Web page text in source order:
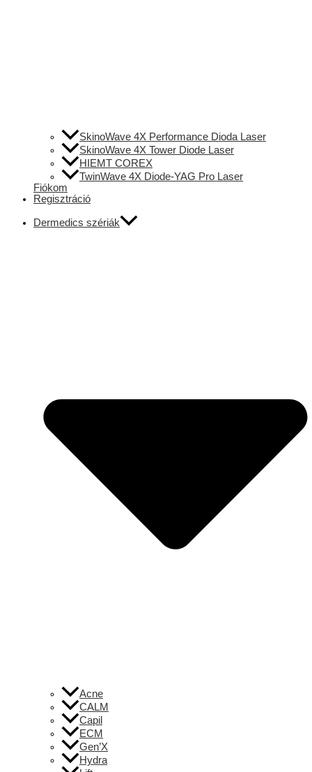
SkinoWave 4X Performance Dioda Laser
SkinoWave 4X Tower Diode Laser
HIEMT COREX
TwinWave 4X Diode-YAG Pro Laser
Fiókom
Regisztráció
Dermedics szériák
Acne
CALM
Capil
ECM
Gen’X
Hydra